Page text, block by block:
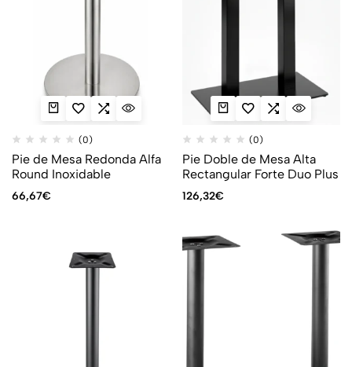
(0)
Pie de Mesa Redonda Alfa
Round Inoxidable
66,67€
(0)
Pie Doble de Mesa Alta
Rectangular Forte Duo Plus
126,32€